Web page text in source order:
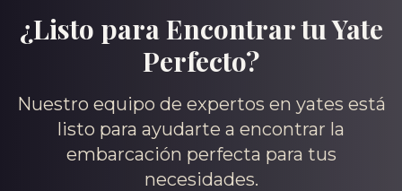
¿Listo para Encontrar tu Yate
Perfecto?
Nuestro equipo de expertos en yates está
listo para ayudarte a encontrar la
embarcación perfecta para tus
necesidades.